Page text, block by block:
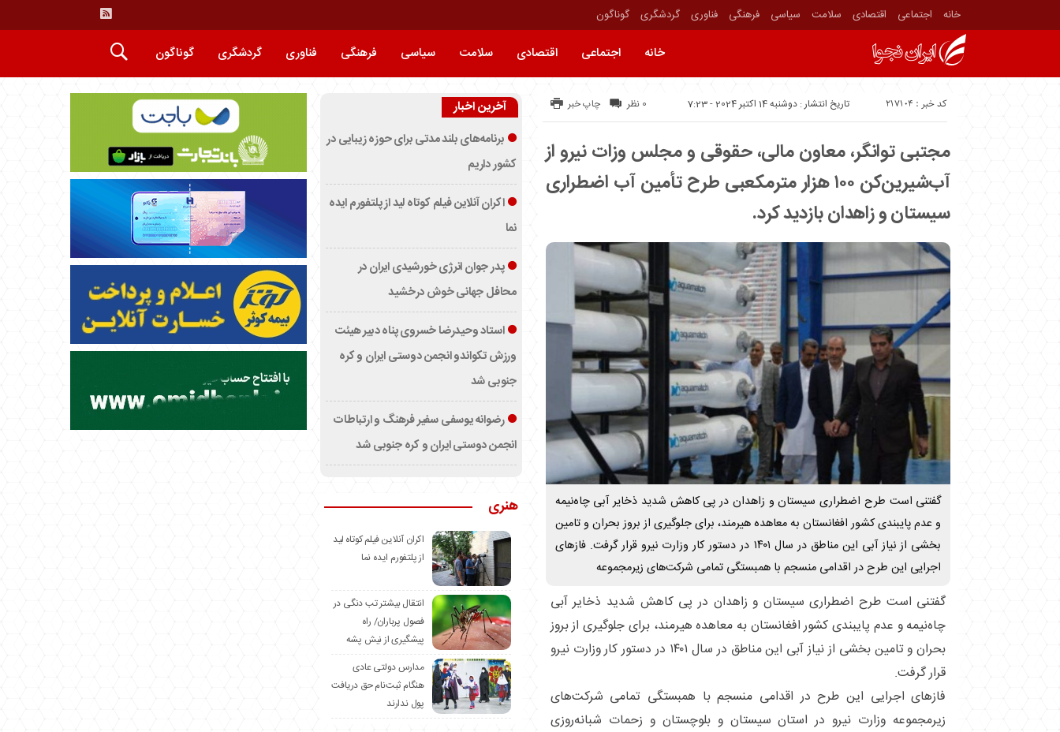
خانه اجتماعی اقتصادی سلامت سیاسی فرهنگی فناوری گردشگری گوناگون
خانه اجتماعی اقتصادی سلامت سیاسی فرهنگی فناوری گردشگری گوناگون
تاریخ انتشار : دوشنبه 14 اکتبر 2024 - 7:23 کد خبر : 217104 چاپ خبر 0 نظر
مجتبی توانگر، معاون مالی، حقوقی و مجلس وزات نیرو از
آب‌شیرین‌کن ۱۰۰ هزار مترمکعبی طرح تأمین آب اضطراری
سیستان و زاهدان بازدید کرد.
گفتنی است طرح اضطراری سیستان و زاهدان در پی کاهش شدید ذخایر آبی چاه‌نیمه‌
و عدم پایبندی کشور افغانستان به معاهده هیرمند، برای جلوگیری از بروز بحران و تامین
بخشی از نیاز آبی این مناطق در سال ۱۴۰۱ در دستور کار وزارت نیرو قرار گرفت. فازهای
اجرایی این طرح در اقدامی منسجم با همبستگی تمامی شرکت‌های زیرمجموعه
گفتنی است طرح اضطراری سیستان و زاهدان در پی کاهش شدید ذخایر آبی
چاه‌نیمه‌ و عدم پایبندی کشور افغانستان به معاهده هیرمند، برای جلوگیری از بروز
بحران و تامین بخشی از نیاز آبی این مناطق در سال ۱۴۰۱ در دستور کار وزارت نیرو
قرار گرفت.
فازهای اجرایی این طرح در اقدامی منسجم با همبستگی تمامی شرکت‌های
زیرمجموعه وزارت نیرو در استان سیستان و بلوچستان و زحمات شبانه‌روزی
آخرین اخبار
برنامه‌های بلند مدتی برای حوزه زیبایی در
کشور داریم
اکران آنلاین فیلم کوتاه لید از پلتفورم ایده
نما
پدر جوان انرژی خورشیدی ایران در
محافل جهانی خوش درخشید
استاد وحیدرضا خسروی پناه دبیر هیئت
ورزش تکواندو انجمن دوستی ایران و کره
جنوبی شد
رضوانه یوسفی سفیر فرهنگ و ارتباطات
انجمن دوستی ایران و کره جنوبی شد
هنری
اکران آنلاین فیلم کوتاه لید
از پلتفورم ایده نما
انتقال بیشتر تب دنگی در
فصول پرباران/ راه
پیشگیری از نیش پشه
مدارس دولتی عادی
هنگام ثبت‌نام حق دریافت
پول ندارند